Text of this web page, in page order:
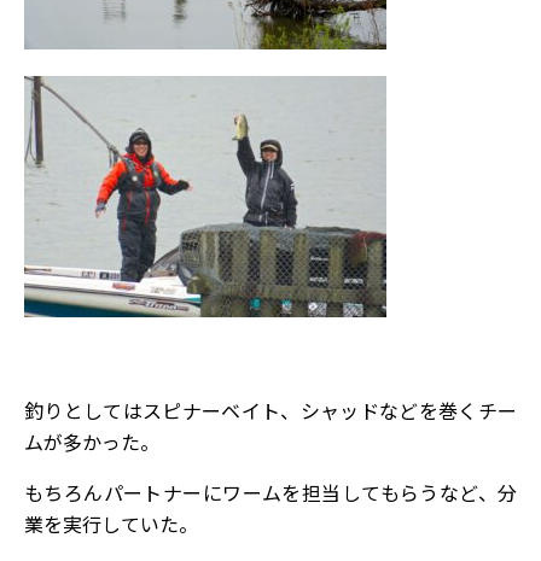
釣りとしてはスピナーベイト、シャッドなどを巻くチー
ムが多かった。
もちろんパートナーにワームを担当してもらうなど、分
業を実行していた。